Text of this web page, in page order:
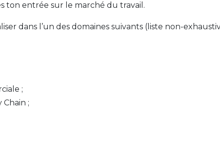
ton entrée sur le marché du travail.
dans l’un des domaines suivants (liste non-
;
;